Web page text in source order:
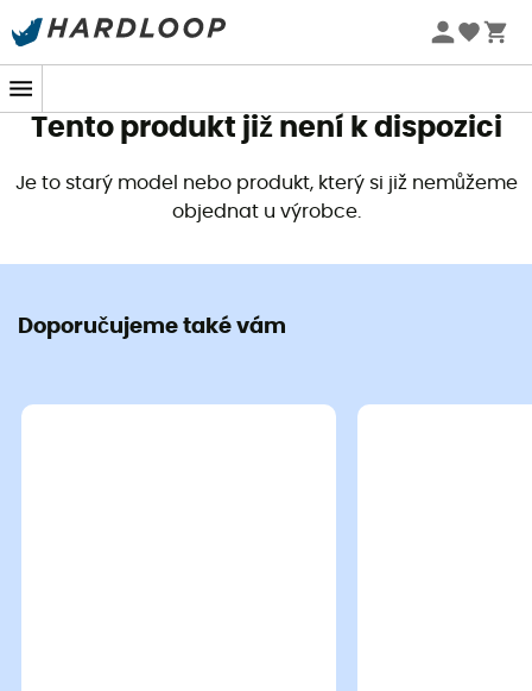
Letní akce 🔥 -5 % EXTRA při nákupu 2 produktů* s kódem
Tento produkt již není k dispozici
Je to starý model nebo produkt, který si již nemůžeme
objednat u výrobce.
Doporučujeme také vám